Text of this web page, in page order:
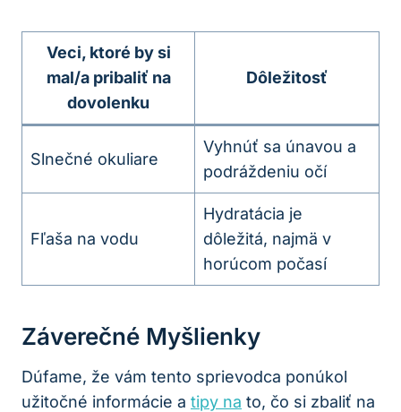
Veci, ktoré by si
mal/a pribaliť na
dovolenku
Dôležitosť
Slnečné okuliare
Vyhnúť sa únavou a
podráždeniu očí
Fľaša na vodu
Hydratácia je
dôležitá, najmä v
horúcom počasí
Záverečné Myšlienky
Dúfame, že vám tento sprievodca ponúkol
užitočné informácie a tipy na to, čo si zbaliť na